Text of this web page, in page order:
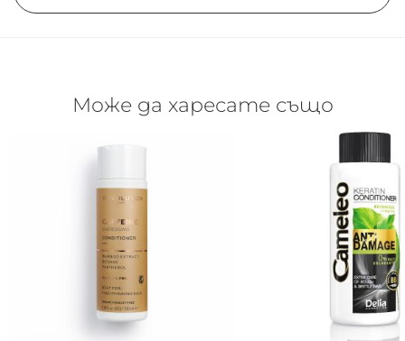
Може да харесате също